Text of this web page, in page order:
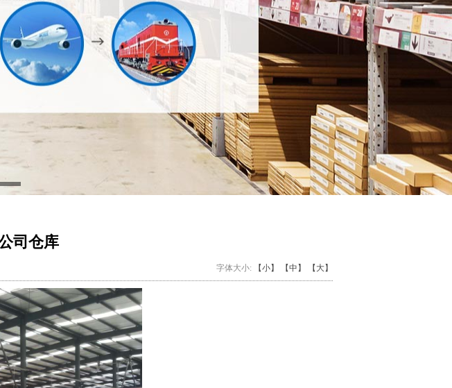
司仓库
字体大小: 【小】 【中】 【大】